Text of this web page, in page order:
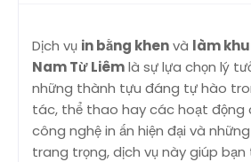
Dịch vụ in bằng khenvà làm
Nam Từ Liêmlà sự lựa chọn lý
những thành tựu đáng tự hào
tác, thể thao hay các hoạt động
công nghệ in ấn hiện đại và
trang trọng, dịch vụ này giúp